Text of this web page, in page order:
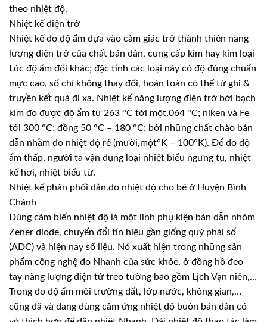
theo nhiệt độ.
Nhiệt kế điện trở
Nhiệt kế đo độ ẩm dựa vào cảm giác trở thành thiên năng
lượng điện trở của chất bán dẫn, cung cấp kim hay kim loại
Lúc độ ẩm đổi khác; đặc tính các loại này có độ đúng chuẩn
mực cao, số chỉ không thay đổi, hoàn toàn có thể từ ghi &
truyền kết quả đi xa. Nhiệt kế năng lượng điện trở bởi bạch
kim đo được độ ẩm từ 263 °C tới một.064 °C; niken và Fe
tới 300 °C; đồng 50 °C – 180 °C; bởi những chất chào bán
dẫn nhằm đo nhiệt độ rẻ (mười,một°K – 100°K). Để đo độ
ẩm thấp, người ta vận dụng loại nhiệt biểu ngưng tụ, nhiệt
kế hơi, nhiệt biểu từ.
Nhiệt kế phân phối dẫn.đo nhiệt độ cho bé ở Huyện Bình
Chánh
Dùng cảm biến nhiệt độ là một linh phụ kiện bán dẫn nhóm
Zener diode, chuyển đổi tín hiệu gần giống quý phái số
(ADC) và hiện nay số liệu. Nó xuất hiện trong những sản
phẩm công nghệ đo Nhanh của sức khỏe, ở đồng hồ đeo
tay năng lượng điện tử treo tường bao gồm Lịch Vạn niên,…
Trong đo độ ẩm môi trường đất, lớp nước, không gian,…
cũng đã và đang dùng cảm ứng nhiệt độ buôn bán dẫn có